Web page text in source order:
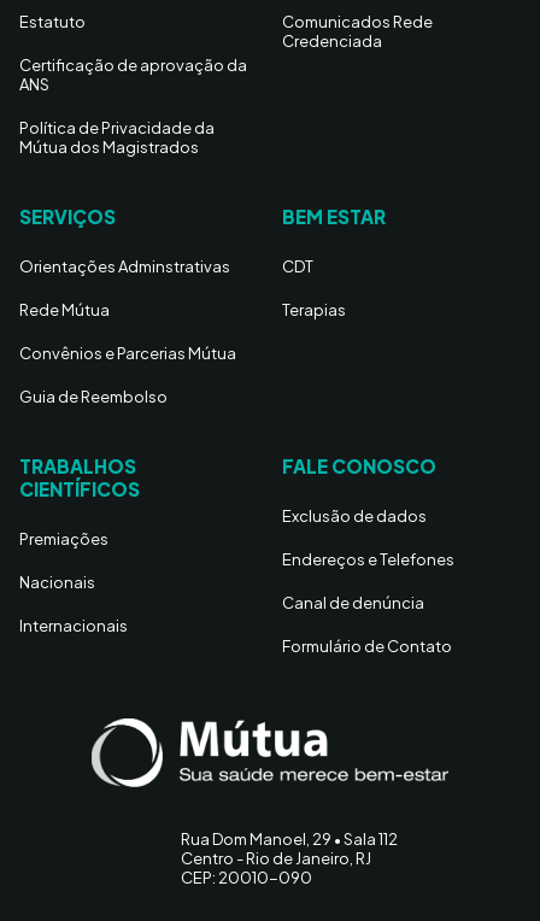
Estatuto
Certificação de aprovação da
ANS
Política de Privacidade da
Mútua dos Magistrados
Comunicados Rede
Credenciada
SERVIÇOS
Orientações Adminstrativas
Rede Mútua
Convênios e Parcerias Mútua
Guia de Reembolso
BEM ESTAR
CDT
Terapias
TRABALHOS
CIENTÍFICOS
Premiações
Nacionais
Internacionais
FALE CONOSCO
Exclusão de dados
Endereços e Telefones
Canal de denúncia
Formulário de Contato
Rua Dom Manoel, 29 • Sala 112
Centro - Rio de Janeiro, RJ
CEP: 20010-090